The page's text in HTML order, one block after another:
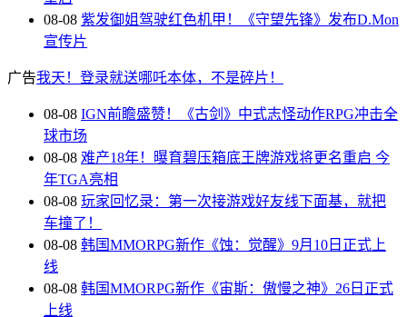
08-08 紫发御姐驾驶红色机甲！《守望先锋》发布D.Mon
宣传片
广告我天！登录就送哪吒本体，不是碎片！
08-08 IGN前瞻盛赞！《古剑》中式志怪动作RPG冲击全
球市场
08-08 难产18年！曝育碧压箱底王牌游戏将更名重启 今
年TGA亮相
08-08 玩家回忆录：第一次接游戏好友线下面基，就把
车撞了！
08-08 韩国MMORPG新作《蚀：觉醒》9月10日正式上
线
08-08 韩国MMORPG新作《宙斯：傲慢之神》26日正式
上线